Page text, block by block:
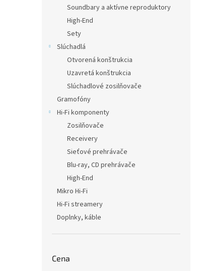
Soundbary a aktívne reproduktory
High-End
Sety
Slúchadlá
Otvorená konštrukcia
Uzavretá konštrukcia
Slúchadlové zosilňovače
Gramofóny
Hi-Fi komponenty
Zosilňovače
Receivery
Sieťové prehrávače
Blu-ray, CD prehrávače
High-End
Mikro Hi-Fi
Hi-Fi streamery
Doplnky, káble
Cena